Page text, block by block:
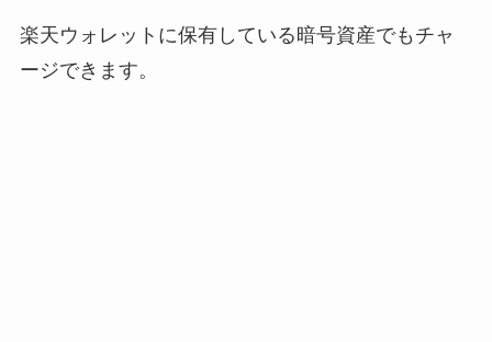
楽天ウォレットに保有している暗号資産でもチャ
ージできます。